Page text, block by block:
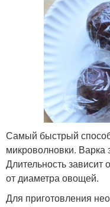
Самый быстрый
микроволновки. Варка
Длительность зависит
от диаметра овощей.
Для приготовления